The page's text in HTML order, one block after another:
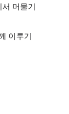
머물기
이루기